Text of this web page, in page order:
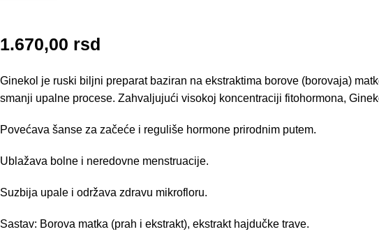
1.670,00 rsd
Ginekol je ruski biljni preparat baziran na ekstraktima borove (borovaja)
smanji upalne procese. Zahvaljujući visokoj koncentraciji fitohormona,
Povećava šanse za začeće i reguliše hormone prirodnim putem.
Ublažava bolne i neredovne menstruacije.
Suzbija upale i održava zdravu mikrofloru.
Sastav: Borova matka (prah i ekstrakt), ekstrakt hajdučke trave.